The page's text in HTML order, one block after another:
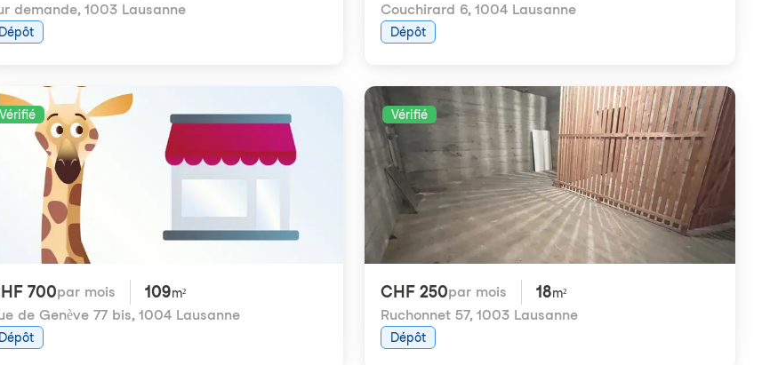
demande, 1003 Lausanne
Dépôt
Couchirard 6, 1004 Lausanne
Dépôt
Vérifié
700par mois 109m²
de Genève 77 bis, 1004 Lausanne
Dépôt
Vérifié
CHF 250par mois 18m²
Ruchonnet 57, 1003 Lausanne
Dépôt